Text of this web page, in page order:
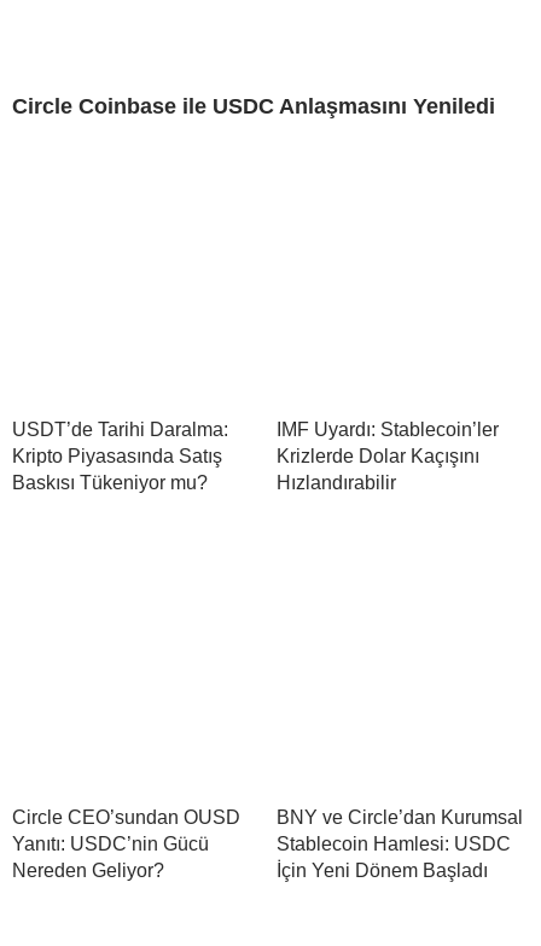
Circle Coinbase ile USDC Anlaşmasını Yeniledi
USDT’de Tarihi Daralma:
Kripto Piyasasında Satış
Baskısı Tükeniyor mu?
IMF Uyardı: Stablecoin’ler
Krizlerde Dolar Kaçışını
Hızlandırabilir
Circle CEO’sundan OUSD
Yanıtı: USDC’nin Gücü
Nereden Geliyor?
BNY ve Circle’dan Kurumsal
Stablecoin Hamlesi: USDC
İçin Yeni Dönem Başladı